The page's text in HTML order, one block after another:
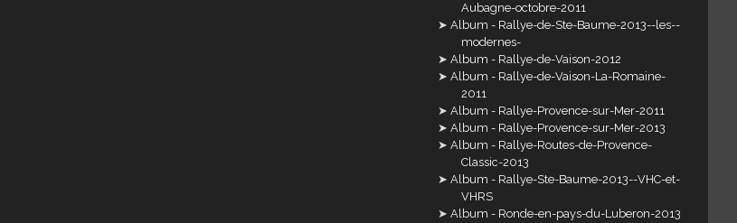
Aubagne-octobre-2011
Album - Rallye-de-Ste-Baume-2013--les--
modernes-
Album - Rallye-de-Vaison-2012
Album - Rallye-de-Vaison-La-Romaine-
2011
Album - Rallye-Provence-sur-Mer-2011
Album - Rallye-Provence-sur-Mer-2013
Album - Rallye-Routes-de-Provence-
Classic-2013
Album - Rallye-Ste-Baume-2013--VHC-et-
VHRS
Album - Ronde-en-pays-du-Luberon-2013